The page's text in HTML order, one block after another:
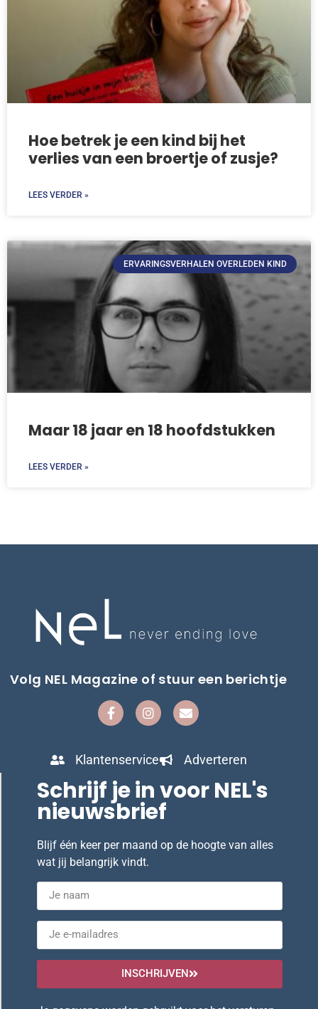
Hoe betrek je een kind bij het
verlies van een broertje of zusje?
LEES VERDER »
ERVARINGSVERHALEN OVERLEDEN KIND
Maar 18 jaar en 18 hoofdstukken
LEES VERDER »
Volg NEL Magazine of stuur een berichtje
Klantenservice Adverteren
Schrijf je in voor NEL's
nieuwsbrief
Blijf één keer per maand op de hoogte van alles
wat jij belangrijk vindt.
INSCHRIJVEN